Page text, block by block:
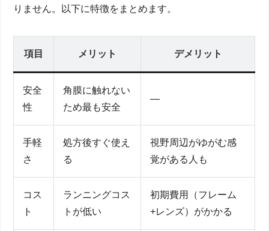
りません。以下に特徴をまとめます。
項目 メリット デメリット
安全
性
角膜に触れない
ため最も安全
—
手軽
さ
処方後すぐ使え
る
視野周辺がゆがむ感
覚がある人も
コス
ト
ランニングコス
トが低い
初期費用（フレーム
+レンズ）がかかる